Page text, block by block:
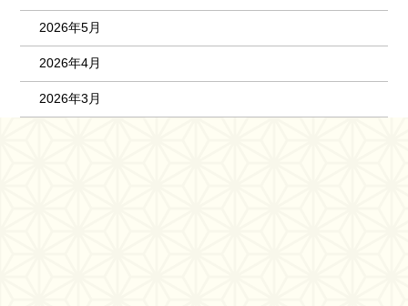
2026年5月
2026年4月
2026年3月